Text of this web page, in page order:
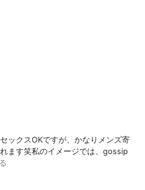
ックスOKですが、かなりメンズ寄
ます笑私のイメージでは、gossip